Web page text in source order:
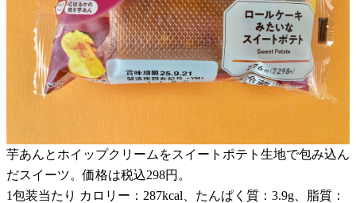
芋あんとホイップクリームをスイートポテト生地で包み込ん
だスイーツ。価格は税込298円。
1包装当たり カロリー：287kcal、たんぱく質：3.9g、脂質：